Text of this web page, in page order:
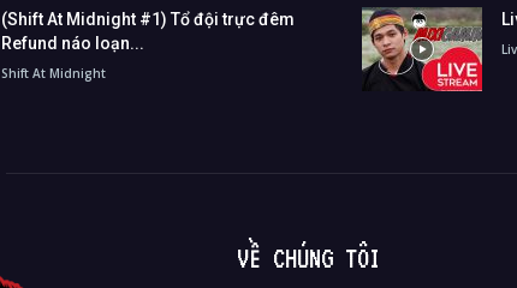
(Shift At Midnight #1) Tổ đội trực đêm
Refund náo loạn...
Shift At Midnight
VỀ CHÚNG TÔI